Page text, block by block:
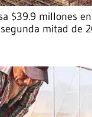
$39.9 millones
mitad de